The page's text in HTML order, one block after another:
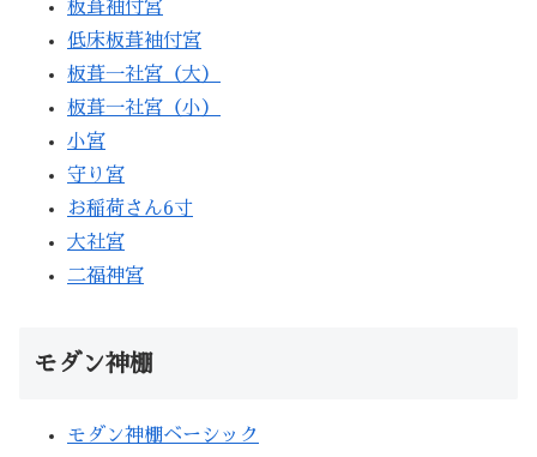
板葺袖付宮
低床板葺袖付宮
板葺一社宮（大）
板葺一社宮（小）
小宮
守り宮
お稲荷さん6寸
大社宮
二福神宮
モダン神棚
モダン神棚ベーシック